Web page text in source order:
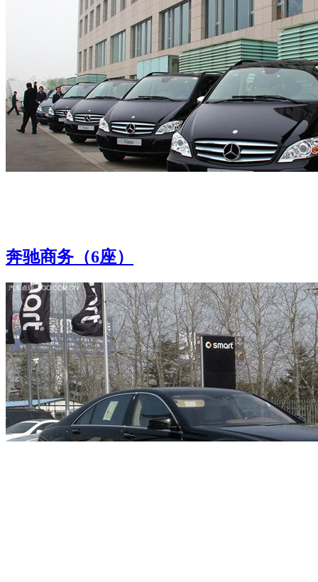
奔驰商务（6座）